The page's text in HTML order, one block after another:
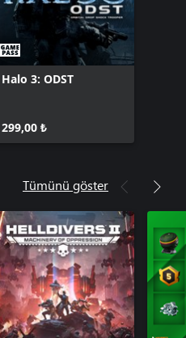
Halo 3: ODST
299,00 ₺
Tümünü göster